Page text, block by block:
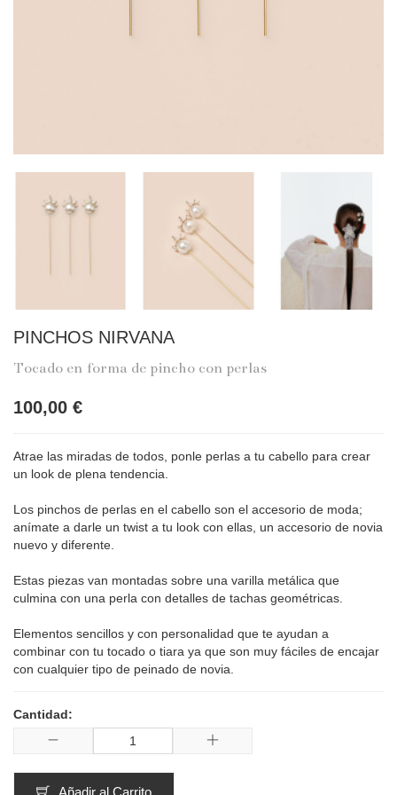
PINCHOS NIRVANA
Tocado en forma de pincho con perlas
100,00 €
Atrae las miradas de todos, ponle perlas a tu cabello para crear
un look de plena tendencia.
Los pinchos de perlas en el cabello son el accesorio de moda;
anímate a darle un twist a tu look con ellas, un accesorio de novia
nuevo y diferente.
Estas piezas van montadas sobre una varilla metálica que
culmina con una perla con detalles de tachas geométricas.
Elementos sencillos y con personalidad que te ayudan a
combinar con tu tocado o tiara ya que son muy fáciles de encajar
con cualquier tipo de peinado de novia.
Cantidad: